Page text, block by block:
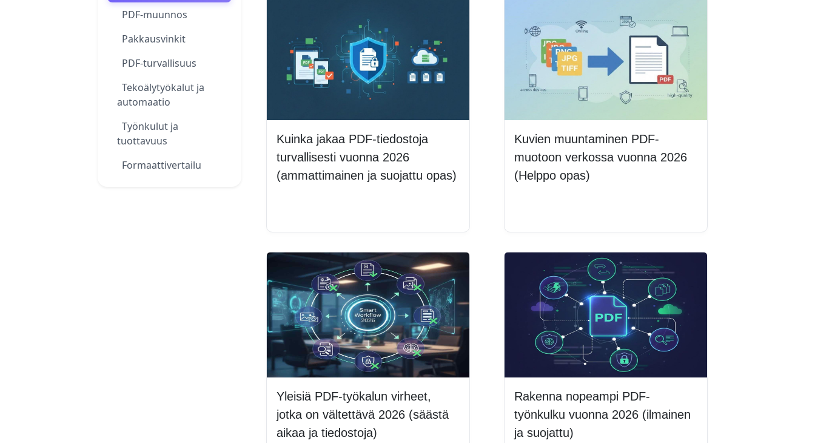
PDF-muunnos
Pakkausvinkit
PDF-turvallisuus
Tekoälytyökalut ja
automaatio
Työnkulut ja
tuottavuus
Formaattivertailu
Kuinka jakaa PDF-tiedostoja
turvallisesti vuonna 2026
(ammattimainen ja suojattu opas)
Kuvien muuntaminen PDF-
muotoon verkossa vuonna 2026
(Helppo opas)
Yleisiä PDF-työkalun virheet,
jotka on vältettävä 2026 (säästä
aikaa ja tiedostoja)
Rakenna nopeampi PDF-
työnkulku vuonna 2026 (ilmainen
ja suojattu)